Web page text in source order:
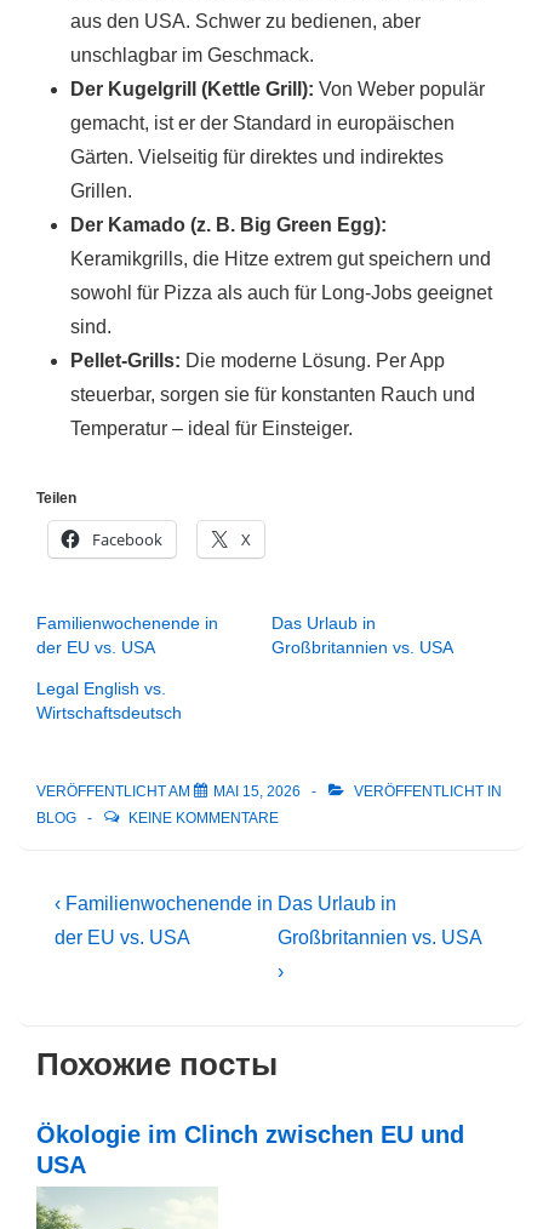
aus den USA. Schwer zu bedienen, aber
unschlagbar im Geschmack.
Der Kugelgrill (Kettle Grill): Von Weber populär
gemacht, ist er der Standard in europäischen
Gärten. Vielseitig für direktes und indirektes
Grillen.
Der Kamado (z. B. Big Green Egg):
Keramikgrills, die Hitze extrem gut speichern und
sowohl für Pizza als auch für Long-Jobs geeignet
sind.
Pellet-Grills: Die moderne Lösung. Per App
steuerbar, sorgen sie für konstanten Rauch und
Temperatur – ideal für Einsteiger.
Teilen
Facebook X
Familienwochenende in
der EU vs. USA
Das Urlaub in
Großbritannien vs. USA
Legal English vs.
Wirtschaftsdeutsch
VERÖFFENTLICHT AM MAI 15, 2026
VERÖFFENTLICHT IN
BLOG
KEINE KOMMENTARE
Beitragsnavigation
Vorheriger
Beitrag
‹ Familienwochenende in
der EU vs. USA
Nächster
Beitrag
ist
Das Urlaub in
Großbritannien vs. USA
›
Похожие посты
Ökologie im Clinch zwischen EU und
USA